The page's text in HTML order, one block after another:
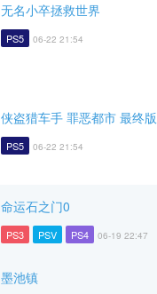
无名小卒拯救世界
PS5 06-22 21:54
侠盗猎车手 罪恶都市 最终版
PS5 06-22 21:54
命运石之门0
PS3 PSV PS4 06-19 22:47
墨池镇